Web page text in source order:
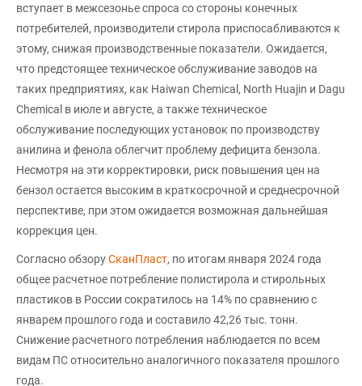
вступает в межсезонье спроса со стороны конечных
потребителей, производители стирола приспосабливаются к
этому, снижая производственные показатели. Ожидается,
что предстоящее техническое обслуживание заводов на
таких предприятиях, как Haiwan Chemical, North Huajin и Dagu
Chemical в июле и августе, а также техническое
обслуживание последующих установок по производству
анилина и фенола облегчит проблему дефицита бензола.
Несмотря на эти корректировки, риск повышения цен на
бензол остается высоким в краткосрочной и среднесрочной
перспективе, при этом ожидается возможная дальнейшая
коррекция цен.
Согласно обзоруСканПласт, по итогам января 2024 года
общее расчетное потребление полистирола и стирольных
пластиков в России сократилось на 14% по сравнению с
январем прошлого года и составило 42,26 тыс. тонн.
Снижение расчетного потребления наблюдается по всем
видам ПС относительно аналогичного показателя прошлого
года.